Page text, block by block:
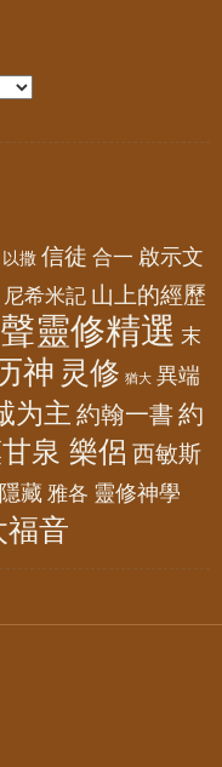
以撒 信徒 合一 啟示文
尼希米記 山上的經歷
靈修精選 末
神 灵修 猶大 異端
为主 約翰一書 約
泉 樂侶 西敏斯
隱藏 雅各 靈修神學
福音